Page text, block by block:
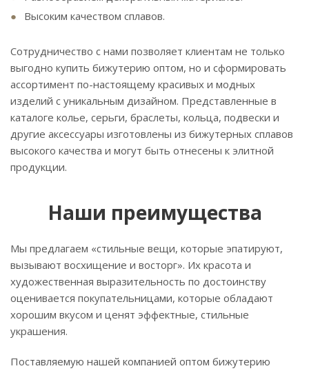
Высоким качеством сплавов.
Сотрудничество с нами позволяет клиентам не только
выгодно купить бижутерию оптом, но и сформировать
ассортимент по-настоящему красивых и модных
изделий с уникальным дизайном. Представленные в
каталоге колье, серьги, браслеты, кольца, подвески и
другие аксессуары изготовлены из бижутерных сплавов
высокого качества и могут быть отнесены к элитной
продукции.
Наши преимущества
Мы предлагаем «стильные вещи, которые эпатируют,
вызывают восхищение и восторг». Их красота и
художественная выразительность по достоинству
оценивается покупательницами, которые обладают
хорошим вкусом и ценят эффектные, стильные
украшения.
Поставляемую нашей компанией оптом бижутерию